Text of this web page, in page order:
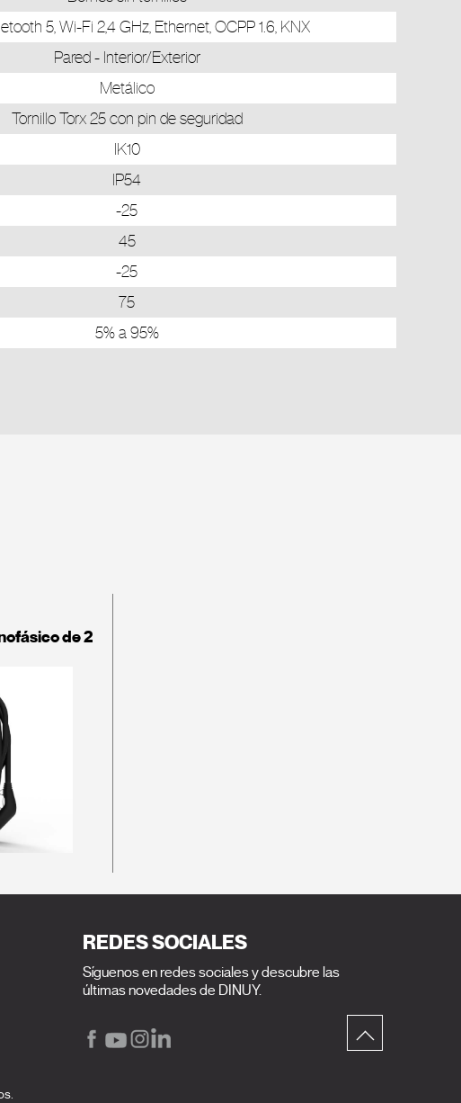
5, Wi-Fi 2,4 GHz, Ethernet, OCPP 1.6, KNX
Pared - Interior/Exterior
Metálico
Tornillo Torx 25 con pin de seguridad
IK10
IP54
-25
45
-25
75
5% a 95%
de 2
REDES SOCIALES
Síguenos en redes sociales y descubre las
últimas novedades de DINUY.